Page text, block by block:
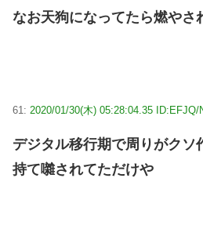
なお天狗になってたら燃や
61: 2020/01/30(木) 05:28:04.35 ID:EFJQ/
デジタル移行期で周りがクソ
持て囃されてただけや